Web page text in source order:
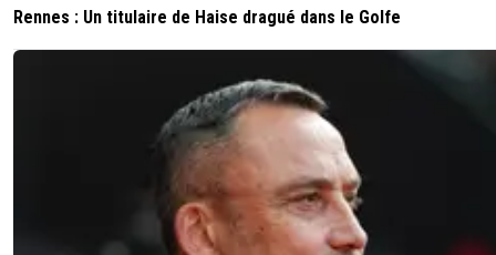
Rennes : Un titulaire de Haise dragué dans le Golfe